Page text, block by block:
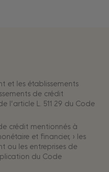
et les établissements
de crédit
l’article L. 511 29 du Code
crédit mentionnés à
et financier, › les
ou les entreprises de
du Code